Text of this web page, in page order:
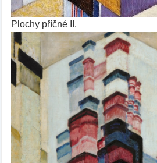
Plochy příčné II.